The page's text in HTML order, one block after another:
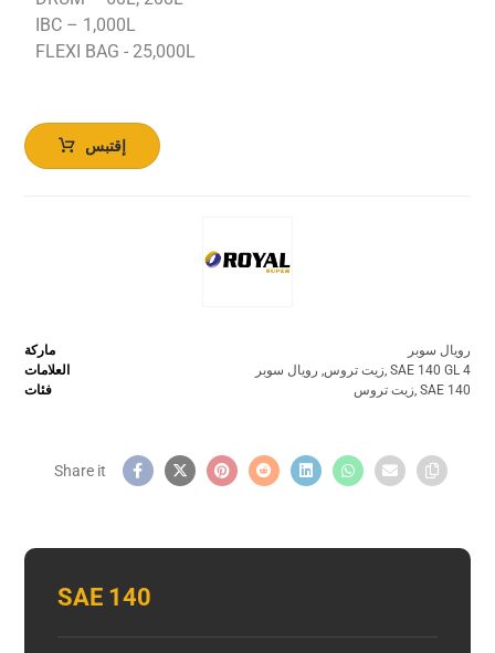
IBC – 1,000L
FLEXI BAG - 25,000L
إقتبس
ماركة
رويال سوبر
العلامات
زيت تروس, رويال سوبر , SAE 140 GL 4
فئات
زيت تروس, SAE 140
SAE 140